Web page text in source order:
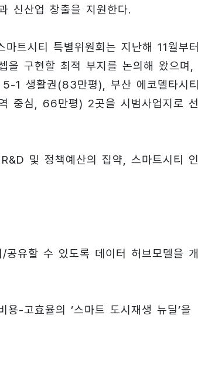
신산업 창출을 지원한다.
마트시티 특별위원회는 지난해 11월부터
을 구현할 최적 부지를 논의해 왔으며,
1 생활권(83만평), 부산 에코델타시티
중심, 66만평) 2곳을 시범사업지로 선
및 정책예산의 집약, 스마트시티 인
유할 수 있도록 데이터 허브모델을 개
-고효율의 ’스마트 도시재생 뉴딜’을